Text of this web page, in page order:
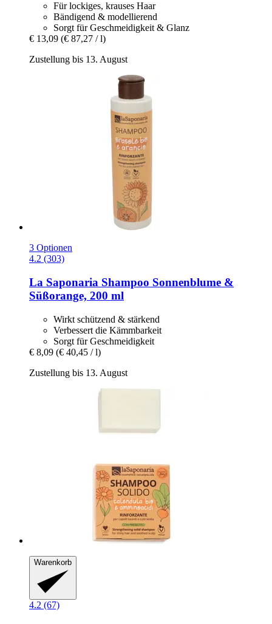
Für lockiges, krauses Haar
Bändigend & modellierend
Sorgt für Geschmeidigkeit & Glanz
€ 13,09 (€ 87,27 / l)
Zustellung bis 13. August
3 Optionen
4.2 (303)
La Saponaria Shampoo Sonnenblume &
Süßorange, 200 ml
Wirkt schützend & stärkend
Verbessert die Kämmbarkeit
Sorgt für Geschmeidigkeit
€ 8,09 (€ 40,45 / l)
Zustellung bis 13. August
Warenkorb
4.2 (67)